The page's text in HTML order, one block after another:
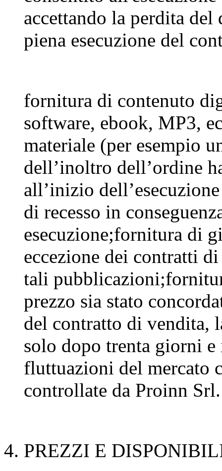
accettando la perdita
piena esecuzione del
fornitura di contenuto
software, ebook, MP3,
materiale (per esempio
dell’inoltro dell’ordine
all’inizio
di recesso in
esecuzione;fornitura di
eccezione dei contratti
tali
prezzo sia stato
del contratto di vendita,
solo dopo trenta giorni
fluttuazioni del mercato
controllate da Proinn Srl.
4. PREZZI E